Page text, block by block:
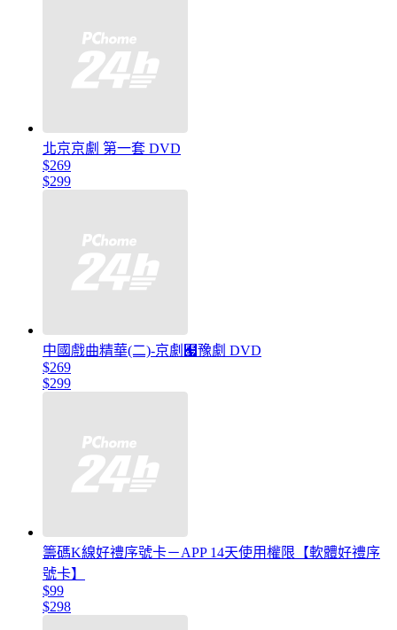
北京京劇 第一套 DVD
$269
$299
中國戲曲精華(二)-京劇﹧豫劇 DVD
$269
$299
籌碼K線好禮序號卡－APP 14天使用權限【軟體好禮序
號卡】
$99
$298